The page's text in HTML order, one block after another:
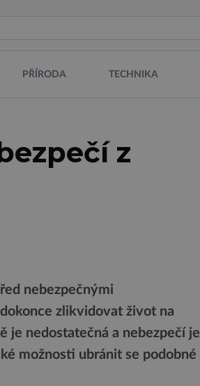
PŘÍRODA TECHNIKA
z
nebezpečnými
zlikvidovat život na
je nedostatečná a nebezpečí je
možnosti ubránit se podobné